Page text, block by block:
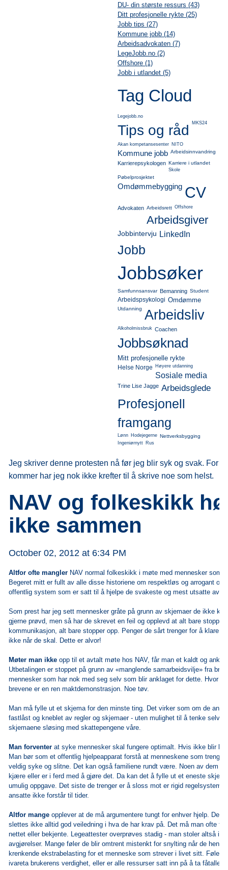
DU- din største ressurs (43)
Ditt profesjonelle rykte (25)
Jobb tips (27)
Kommune jobb (14)
Arbeidsadvokaten (7)
LegeJobb.no (2)
Offshore (1)
Jobb i utlandet (5)
Tag Cloud
Legejobb.no
Tips og råd MKS24
Akan kompetansesenter NITO
Kommune jobb Arbeidsinnvandring
Karrierepsykologen Karriere i utlandet
Skole
Pøbelprosjektet
Omdømmebygging CV
Advokaten Arbeidsrett Offshore
Arbeidsgiver
Jobbintervju LinkedIn
Jobb
Jobbsøker
Samfunnsansvar Bemanning Student
Arbeidspsykologi Omdømme
Utdanning Arbeidsliv
Alkoholmissbruk Coachen
Jobbsøknad
Mitt profesjonelle rykte
Helse Norge Høyere utdanning
Sosiale media
Trine Lise Jagge Arbeidsglede
Profesjonell
framgang
Lønn Hodejegerne Nettverksbygging
Ingeniørnytt Rus
Jeg skriver denne protesten nå før jeg blir syk og svak. For
kommer har jeg nok ikke krefter til å skrive noe som helst.
NAV og folkeskikk
ikke sammen
October 02, 2012 at 6:34 PM
Altfor ofte mangler NAV normal folkeskikk i møte med mennesker som
Begeret mitt er fullt av alle disse historiene om respektløs og arrogant
offentlig system som er satt til å hjelpe de svakeste og mest utsatte av
Som prest har jeg sett mennesker gråte på grunn av skjemaer de ikke
gjerne prøvd, men så har de skrevet en feil og opplevd at alt bare stopper
kommunikasjon, alt bare stopper opp. Penger de sårt trenger for å klare
ikke når de skal. Dette er alvor!
Møter man ikke opp til et avtalt møte hos NAV, får man et kaldt og
Utbetalingen er stoppet på grunn av «manglende samarbeidsvilje» fra
mennesker som har nok med seg selv som blir anklaget for dette. Hvor er
brevene er en ren maktdemonstrasjon. Noe tøv.
Man må fylle ut et skjema for den minste ting. Det virker som om de
fastlåst og kneblet av regler og skjemaer - uten mulighet til å tenke selv.
skjemaene sløsing med skattepengene våre.
Man forventer at syke mennesker skal fungere optimalt. Hvis ikke blir
Man bør som et offentlig hjelpeapparat forstå at menneskene som trenger
veldig syke og slitne. Det kan også familiene rundt være. Noen av dem
kjære eller er i ferd med å gjøre det. Da kan det å fylle ut et eneste
umulig oppgave. Det siste de trenger er å sloss mot er rigid regelsystem
ansatte ikke forstår til tider.
Altfor mange opplever at de må argumentere tungt for enhver hjelp. De
slettes ikke alltid god veiledning i hva de har krav på. Det må man ofte
nettet eller bekjente. Legeattester overprøves stadig - man stoler altså
avgjørelser. Mange føler de blir omtrent mistenkt for snylting når de
krenkende ekstrabelasting for et menneske som strever i livet sitt. Føler
ivareta brukerens verdighet, eller er alle ressurser satt inn på å ta fåtallet